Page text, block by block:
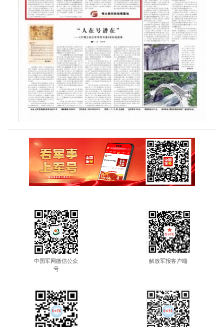
中国军网微信公众
号
解放军报客户端